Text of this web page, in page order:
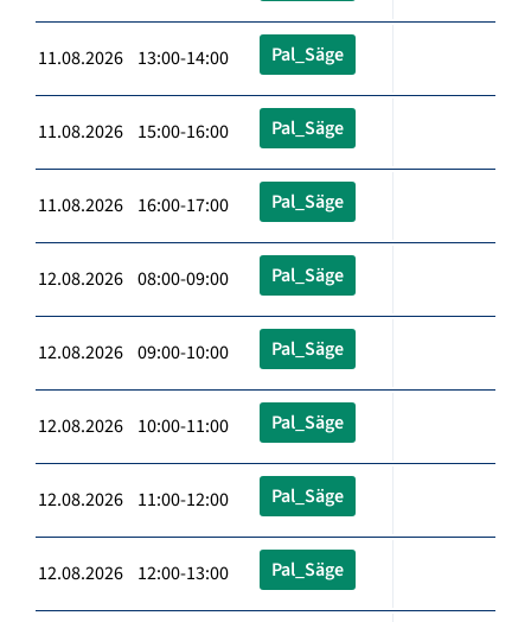
11.08.2026 13:00-14:00 Pal_Säge
11.08.2026 15:00-16:00 Pal_Säge
11.08.2026 16:00-17:00 Pal_Säge
12.08.2026 08:00-09:00 Pal_Säge
12.08.2026 09:00-10:00 Pal_Säge
12.08.2026 10:00-11:00 Pal_Säge
12.08.2026 11:00-12:00 Pal_Säge
12.08.2026 12:00-13:00 Pal_Säge